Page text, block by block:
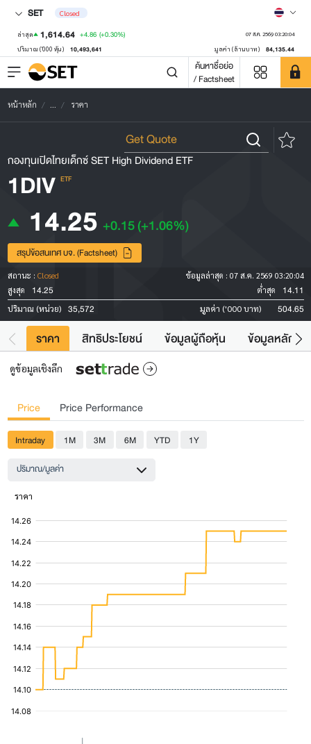
SET Closed
ล่าสุด 1,614.64 +4.86 (+0.30%) 07 ส.ค. 2569 03:20:04
ปริมาณ ('000 หุ้น) 10,493,641 มูลค่า (ล้านบาท) 84,135.44
ค้นหาชื่อย่อ
/ Factsheet
หน้าหลัก ... ราคา
กองทุนเปิดไทยเด็กซ์ SET High Dividend ETF
1DIV ETF
14.25 +0.15(+1.06%)
สรุปข้อสนเทศ บจ. (Factsheet)
สถานะ : Closed ข้อมูลล่าสุด : 07 ส.ค. 2569 03:20:04
สูงสุด
14.25 ต่ำสุด 14.11
ปริมาณ (หน่วย) 35,572 มูลค่า ('000 บาท) 504.65
ราคา สิทธิประโยชน์ ข้อมูลผู้ถือหุ้น ข้อมูลหลักท
ดูข้อมูลเชิงลึก
Price Price Performance
Intraday 1M 3M 6M YTD
1Y
ปริมาณ/มูลค่า